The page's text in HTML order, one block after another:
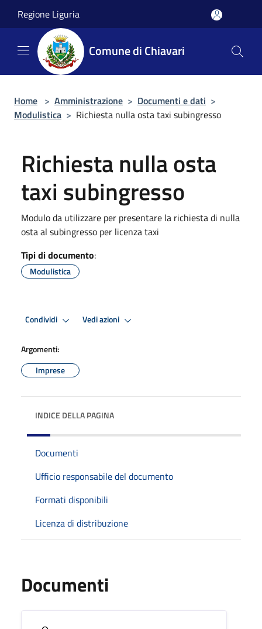
Regione Liguria
Comune di Chiavari
Home > Amministrazione > Documenti e dati >
Modulistica > Richiesta nulla osta taxi subingresso
Richiesta nulla osta
taxi subingresso
Modulo da utilizzare per presentare la richiesta di nulla
osta al subingresso per licenza taxi
Tipi di documento:
Modulistica
Condividi Vedi azioni
Argomenti:
Imprese
INDICE DELLA PAGINA
Documenti
Ufficio responsabile del documento
Formati disponibili
Licenza di distribuzione
Documenti